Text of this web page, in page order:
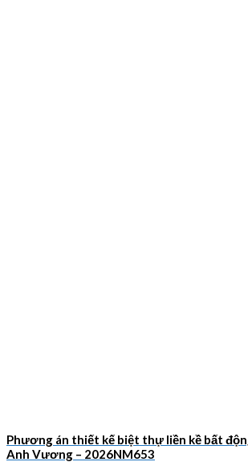
Phương án thiết kế biệt thự liền kề bất
Anh Vương – 2026NM653